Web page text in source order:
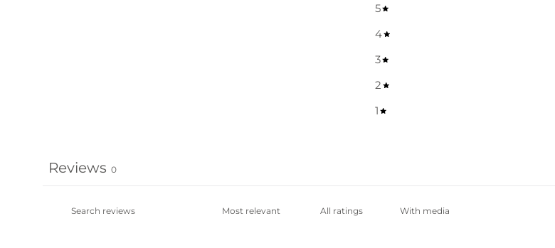
5
4
3
2
1
Reviews 0
With media